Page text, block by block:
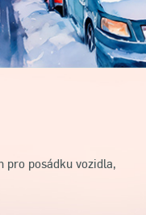
pro posádku vozidla,